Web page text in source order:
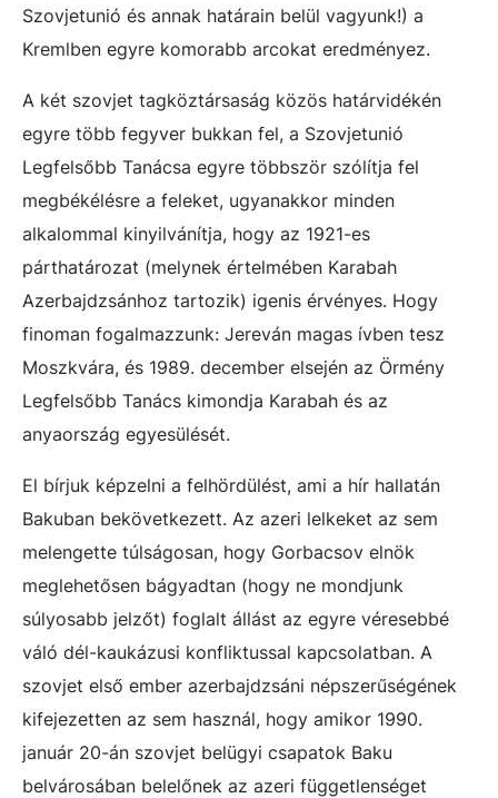
Szovjetunió és annak határain belül vagyunk!) a
Kremlben egyre komorabb arcokat eredményez.
A két szovjet tagköztársaság közös határvidékén
egyre több fegyver bukkan fel, a Szovjetunió
Legfelsőbb Tanácsa egyre többször szólítja fel
megbékélésre a feleket, ugyanakkor minden
alkalommal kinyilvánítja, hogy az 1921-es
párthatározat (melynek értelmében Karabah
Azerbajdzsánhoz tartozik) igenis érvényes. Hogy
finoman fogalmazzunk: Jereván magas ívben tesz
Moszkvára, és 1989. december elsején az Örmény
Legfelsőbb Tanács kimondja Karabah és az
anyaország egyesülését.
El bírjuk képzelni a felhördülést, ami a hír hallatán
Bakuban bekövetkezett. Az azeri lelkeket az sem
melengette túlságosan, hogy Gorbacsov elnök
meglehetősen bágyadtan (hogy ne mondjunk
súlyosabb jelzőt) foglalt állást az egyre véresebbé
váló dél-kaukázusi konfliktussal kapcsolatban. A
szovjet első ember azerbajdzsáni népszerűségének
kifejezetten az sem használ, hogy amikor 1990.
január 20-án szovjet belügyi csapatok Baku
belvárosában belelőnek az azeri függetlenséget